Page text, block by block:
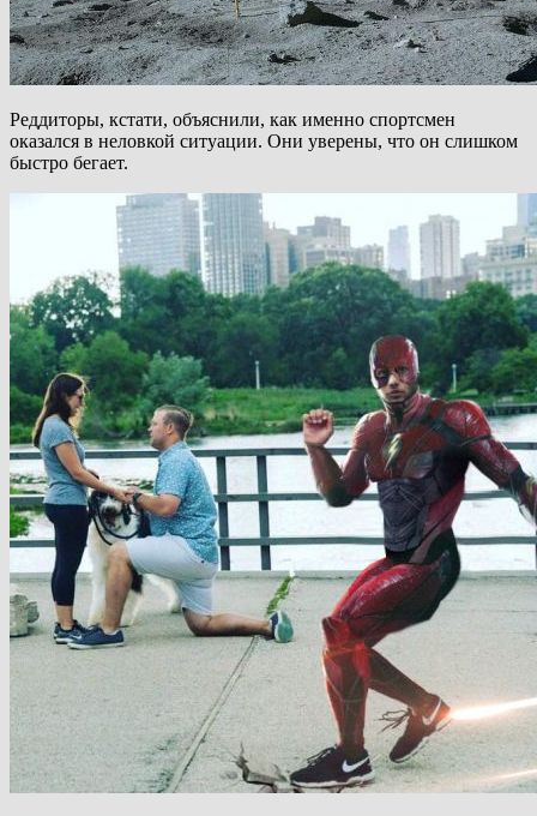
Реддиторы, кстати, объяснили, как именно спортсмен
оказался в неловкой ситуации. Они уверены, что он слишком
быстро бегает.